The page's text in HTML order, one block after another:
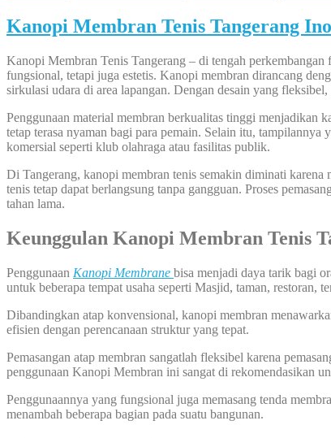
Kanopi Membran Tenis Tangerang
Kanopi Membran Tenis Tangerang – di tengah
fungsional, tetapi juga estetis. Kanopi membran dirancang
sirkulasi udara di area lapangan. Dengan desain yang
Penggunaan material membran berkualitas tinggi menjadikan
tetap terasa nyaman bagi para pemain. Selain itu,
komersial seperti klub olahraga atau fasilitas publik.
Di Tangerang, kanopi membran tenis semakin diminati
tenis tetap dapat berlangsung tanpa gangguan. Proses
tahan lama.
Keunggulan Kanopi Membran Tenis
Penggunaan Kanopi Membrane bisa menjadi daya tarik bagi
untuk beberapa tempat usaha seperti Masjid, taman, restoran,
Dibandingkan atap konvensional, kanopi membran
efisien dengan perencanaan struktur yang tepat.
Pemasangan atap membran sangatlah fleksibel karena
penggunaan Kanopi Membran ini sangat di rekomendasikan
Penggunaannya yang fungsional juga memasang tenda
menambah beberapa bagian pada suatu bangunan.